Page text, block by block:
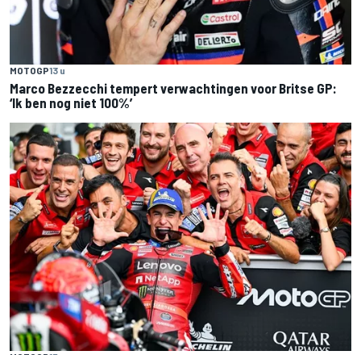
MOTOGP13 u
Marco Bezzecchi tempert verwachtingen voor Britse GP:
‘Ik ben nog niet 100%’